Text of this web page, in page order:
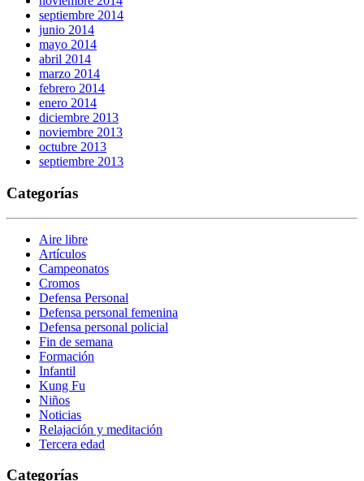
septiembre 2014
junio 2014
mayo 2014
abril 2014
marzo 2014
febrero 2014
enero 2014
diciembre 2013
noviembre 2013
octubre 2013
septiembre 2013
Categorías
Aire libre
Artículos
Campeonatos
Cromos
Defensa Personal
Defensa personal femenina
Defensa personal policial
Fin de semana
Formación
Infantil
Kung Fu
Niños
Noticias
Relajación y meditación
Tercera edad
Categorías